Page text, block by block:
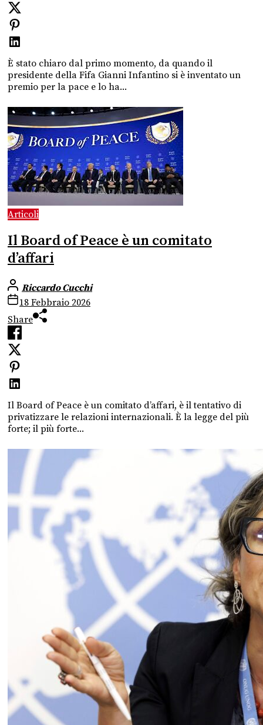
È stato chiaro dal primo momento, da quando il
presidente della Fifa Gianni Infantino si è inventato un
premio per la pace e lo ha...
Articoli
Il Board of Peace è un comitato
d’affari
Riccardo Cucchi
18 Febbraio 2026
Share
Il Board of Peace è un comitato d’affari, è il tentativo di
privatizzare le relazioni internazionali. È la legge del più
forte; il più forte...